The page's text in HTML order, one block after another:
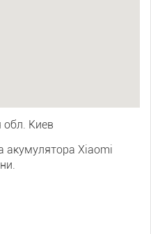
обл. Киев
акумулятора Xiaomi